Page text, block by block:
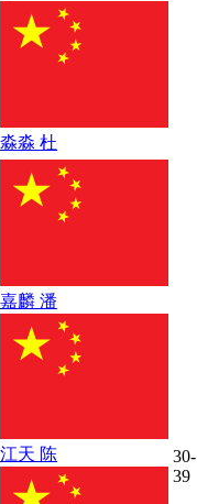
淼淼 杜
嘉麟 潘
江天 陈
30-
39